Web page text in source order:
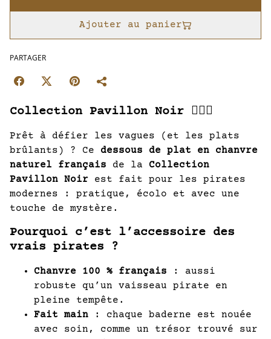
Ajouter au panier
PARTAGER
Collection Pavillon Noir 🏴‍☠️⚓
Prêt à défier les vagues (et les plats
brûlants) ? Ce dessous de plat en chanvre
naturel français de la Collection
Pavillon Noir est fait pour les pirates
modernes : pratique, écolo et avec une
touche de mystère.
Pourquoi c’est l’accessoire des
vrais pirates ?
Chanvre 100 % français : aussi
robuste qu’un vaisseau pirate en
pleine tempête.
Fait main : chaque baderne est nouée
avec soin, comme un trésor trouvé sur